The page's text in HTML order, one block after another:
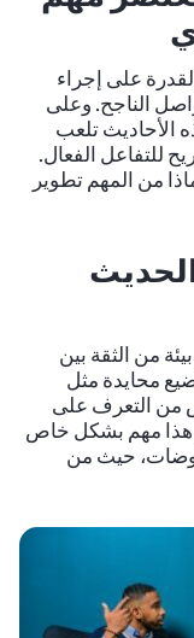
على إجراء
الناجح. وعلى
الأحاديث تلعب
للتفاعل الفعال.
من المهم تطوير
من الثقة بين
محايدة مثل
من التعرف على
هذا مهم بشكل خاص
حيث من